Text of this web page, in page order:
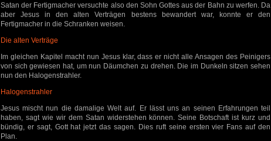
Satan der Fertigmacher versuchte also den Sohn Gottes aus der Bahn zu werfen. Da
aber Jesus in den alten Verträgen bestens bewandert war, konnte er den
Fertigmacher in die Schranken weisen.
Die alten Verträge
Im gleichen Kapitel macht nun Jesus klar, dass er nicht alle Ansagen des Peinigers
von sich gewiesen hat, um nun Däumchen zu drehen. Die im Dunkeln sitzen sehen
nun den Halogenstrahler.
Halogenstrahler
Jesus mischt nun die damalige Welt auf. Er lässt uns an seinen Erfahrungen teil
haben, sagt wie wir dem Satan widerstehen können. Seine Botschaft ist kurz und
bündig, er sagt, Gott hat jetzt das sagen. Dies ruft seine ersten vier Fans auf den
Plan.